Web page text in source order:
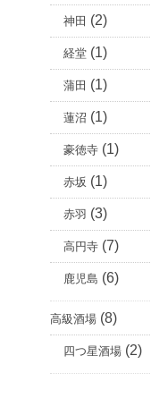
神田 (2)
経堂 (1)
蒲田 (1)
蓮沼 (1)
豪徳寺 (1)
赤坂 (1)
赤羽 (3)
高円寺 (7)
鹿児島 (6)
高級酒場 (8)
四つ星酒場 (2)